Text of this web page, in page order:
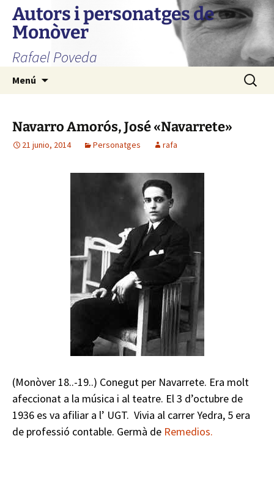
Autors i personatges de
Monòver
Rafael Poveda
Menú Buscar:
Navarro Amorós, José «Navarrete»
21 junio, 2014 Personatges rafa
(Monòver 18..-19..) Conegut per Navarrete. Era molt
afeccionat a la música i al teatre. El 3 d’octubre de
1936 es va afiliar a l’ UGT. Vivia al carrer Yedra, 5 era
de professió contable. Germà de Remedios.